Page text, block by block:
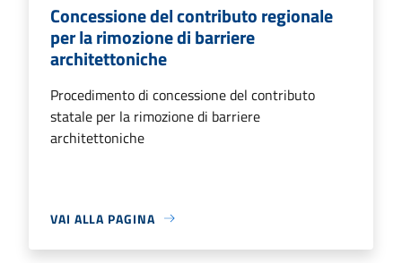
Concessione del contributo regionale
per la rimozione di barriere
architettoniche
Procedimento di concessione del contributo
statale per la rimozione di barriere
architettoniche
VAI ALLA PAGINA